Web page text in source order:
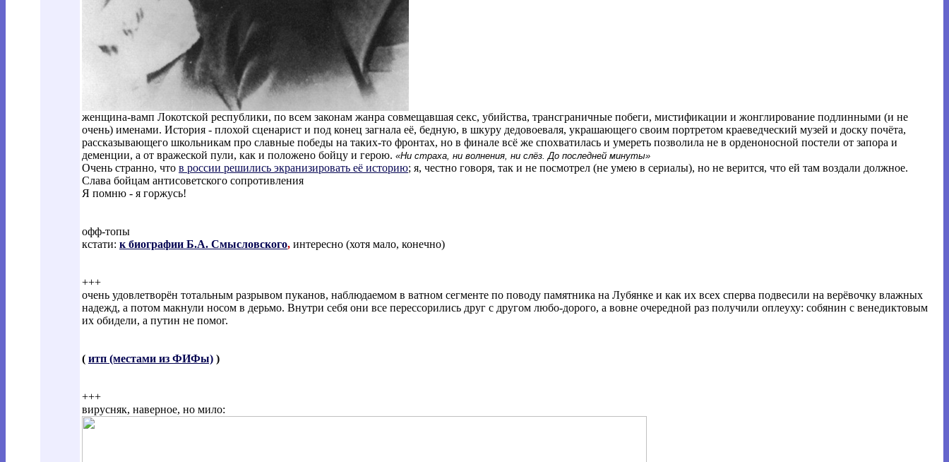
женщина-вамп Локотской республики, по всем законам жанра совмещавшая секс, убийства, трансграничные побеги, мистификации и жонглирование подлинными (и не
очень) именами. История - плохой сценарист и под конец загнала её, бедную, в шкуру дедовоеваля, украшающего своим портретом краеведческий музей и доску почёта,
рассказывающего школьникам про славные победы на таких-то фронтах, но в финале всё же спохватилась и умереть позволила не в орденоносной постели от запора и
деменции, а от вражеской пули, как и положено бойцу и герою. «Ни страха, ни волнения, ни слёз. До последней минуты»
Очень странно, что в россии решились экранизировать её историю; я, честно говоря, так и не посмотрел (не умею в сериалы), но не верится, что ей там воздали должное.
Слава бойцам антисоветского сопротивления
Я помню - я горжусь!
офф-топы
кстати: к биографии Б.А. Смысловского, интересно (хотя мало, конечно)
+++
очень удовлетворён тотальным разрывом пуканов, наблюдаемом в ватном сегменте по поводу памятника на Лубянке и как их всех сперва подвесили на верёвочку влажных
надежд, а потом макнули носом в дерьмо. Внутри себя они все перессорились друг с другом любо-дорого, а вовне очередной раз получили оплеуху: собянин с венедиктовым
их обидели, а путин не помог.
( итп (местами из ФИФы) )
+++
вирусняк, наверное, но мило: